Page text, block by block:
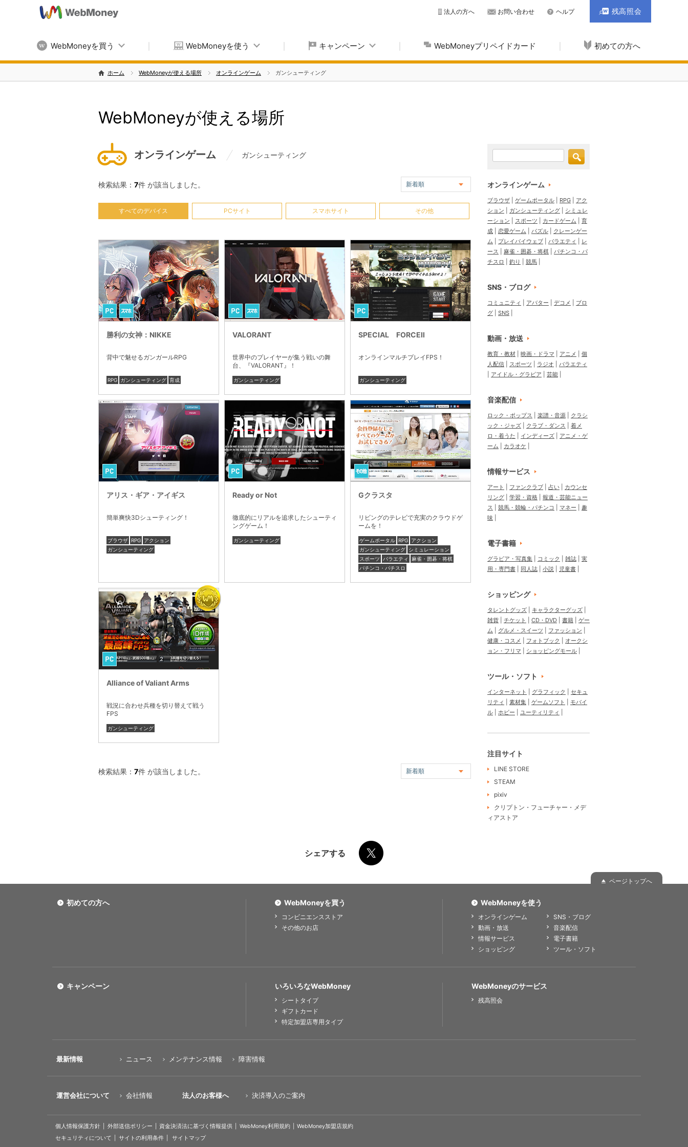
WebMoneyを買う WebMoneyを使う キャンペーン WebMoneyプリペイドカード 初めての方へ
法人の方へ お問い合わせ ヘルプ 残高照会
ホーム WebMoneyが使える場所 オンラインゲーム ガンシューティング
WebMoneyが使える場所
オンラインゲーム ガンシューティング
検索結果： 7件 が該当しました。 新着順
すべてのデバイス PCサイト スマホサイト その他
勝利の女神：NIKKE
背中で魅せるガンガールRPG
RPG ガンシューティング 育成
VALORANT
世界中のプレイヤーが集う戦いの舞
台、『VALORANT』！
ガンシューティング
SPECIAL FORCEⅡ
オンラインマルチプレイFPS！
ガンシューティング
アリス・ギア・アイギス
簡単爽快3Dシューティング！
ブラウザ RPG アクション
ガンシューティング
Ready or Not
徹底的にリアルを追求したシューティ
ングゲーム！
ガンシューティング
Gクラスタ
リビングのテレビで充実のクラウドゲ
ームを！
ゲームポータル RPG アクション
ガンシューティング シミュレーション
スポーツ
バラエティ
麻雀・囲碁・将棋
パチンコ・パチスロ
Alliance of Valiant Arms
戦況に合わせ兵種を切り替えて戦う
FPS
ガンシューティング
検索結果： 7件 が該当しました。 新着順
オンラインゲーム
ブラウザ ゲームポータル RPG
アク
ション
ガンシューティング
シミュレ
ーション
スポーツ カードゲーム
育
成
恋愛ゲーム パズル
クレーンゲー
ム
プレイバイウェブ バラエティ
レ
ース
麻雀・囲碁・将棋
パチンコ・パ
チスロ
釣り 競馬
SNS・ブログ
コミュニティ アバター デコメ
ブロ
グ
SNS
動画・放送
教育・教材 映画・ドラマ アニメ
個
人配信
スポーツ ラジオ
バラエティ
アイドル・グラビア
芸能
音楽配信
ロック・ポップス 楽譜・音源
クラシ
ック・ジャズ
クラブ・ダンス
着メ
ロ・着うた
インディーズ
アニメ・ゲ
ーム
カラオケ
情報サービス
アート ファンクラブ 占い
カウンセ
リング
学習・資格
報道・芸能ニュー
ス
競馬・競輪・パチンコ マネー
趣
味
電子書籍
グラビア・写真集 コミック 雑誌
実
用・専門書
同人誌 小説 児童書
ショッピング
タレントグッズ
キャラクターグッズ
雑貨
チケット CD・DVD 書籍
ゲー
ム
グルメ・スイーツ
ファッション
健康・コスメ
フォトブック
オークシ
ョン・フリマ
ショッピングモール
ツール・ソフト
インターネット グラフィック
セキュ
リティ
素材集 ゲームソフト
モバイ
ル
ホビー ユーティリティ
注目サイト
LINE STORE
STEAM
pixiv
クリプトン・フューチャー・メデ
ィアストア
シェアする
ページトップへ
初めての方へ WebMoneyを買う
コンビニエンスストア
その他のお店
WebMoneyを使う
オンラインゲーム
SNS・ブログ
動画・放送
音楽配信
情報サービス
電子書籍
ショッピング
ツール・ソフト
いろいろなWebMoney
シートタイプ
ギフトカード
特定加盟店専用タイプ
キャンペーン WebMoneyのサービス
残高照会
最新情報 ニュース メンテナンス情報 障害情報
運営会社について 会社情報 法人のお客様へ 決済導入のご案内
個人情報保護方針 外部送信ポリシー 資金決済法に基づく情報提供 WebMoney利用規約
WebMoney加盟店規約
セキュリティについて
サイトの利用条件 サイトマップ